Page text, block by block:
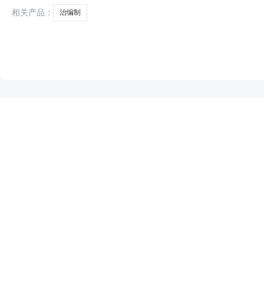
购网、清远市政府采购网。七、
相关产品：
治编制